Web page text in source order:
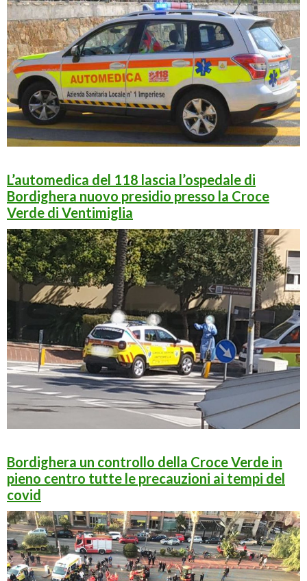
L’automedica del 118 lascia l’ospedale di
Bordighera nuovo presidio presso la Croce
Verde di Ventimiglia
Bordighera un controllo della Croce Verde in
pieno centro tutte le precauzioni ai tempi del
covid